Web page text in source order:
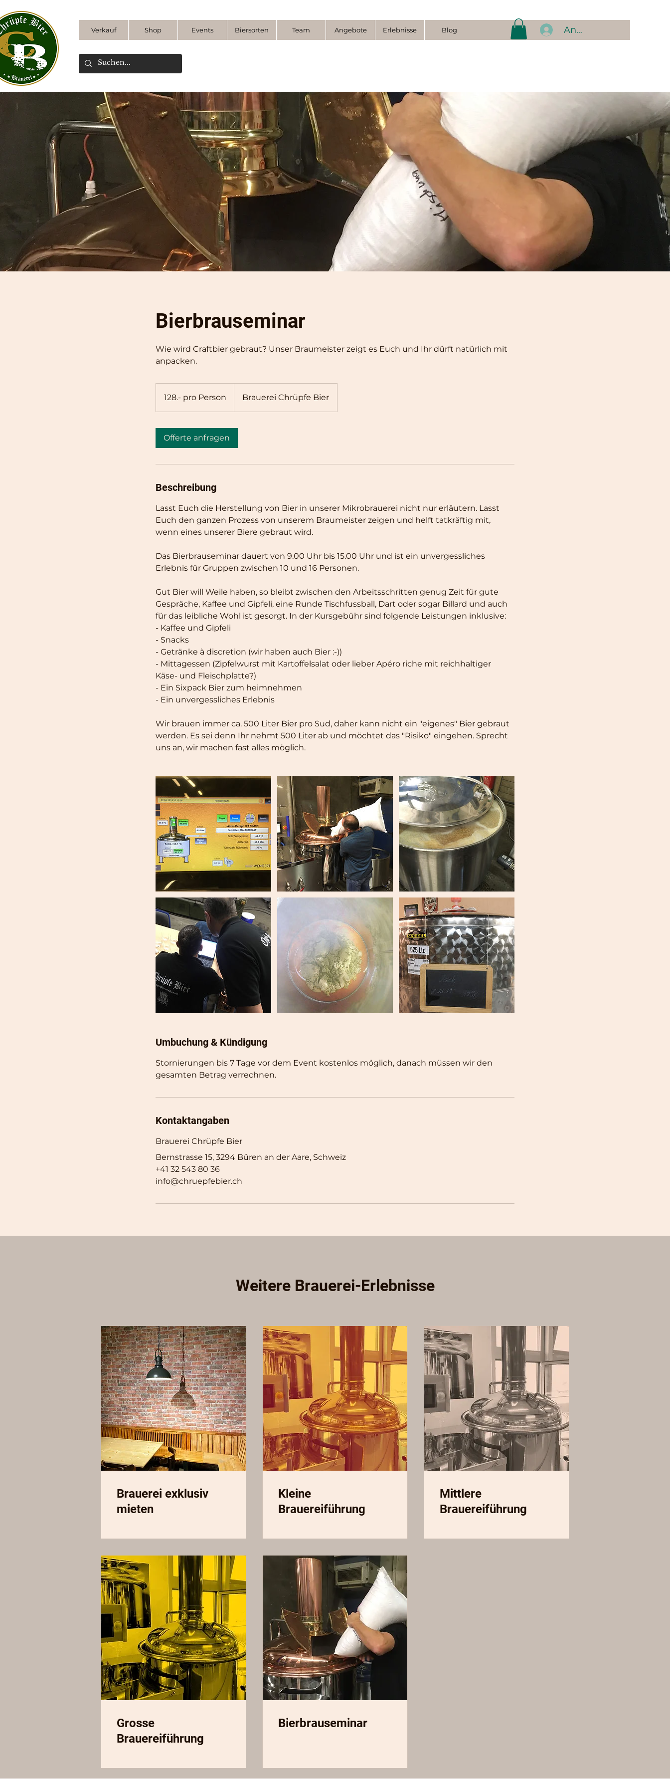
Verkauf Shop Events Biersorten Team Angebote Erlebnisse Blog Anmelden
Bierbrauseminar
Wie wird Craftbier gebraut? Unser Braumeister zeigt es Euch und Ihr dürft natürlich mit
anpacken.
Person
128.- pro Person Brauerei Chrüpfe Bier
Offerte anfragen
Beschreibung
Lasst Euch die Herstellung von Bier in unserer Mikrobrauerei nicht nur erläutern. Lasst
Euch den ganzen Prozess von unserem Braumeister zeigen und helft tatkräftig mit,
wenn eines unserer Biere gebraut wird.
Das Bierbrauseminar dauert von 9.00 Uhr bis 15.00 Uhr und ist ein unvergessliches
Erlebnis für Gruppen zwischen 10 und 16 Personen.
Gut Bier will Weile haben, so bleibt zwischen den Arbeitsschritten genug Zeit für gute
Gespräche, Kaffee und Gipfeli, eine Runde Tischfussball, Dart oder sogar Billard und auch
für das leibliche Wohl ist gesorgt. In der Kursgebühr sind folgende Leistungen inklusive:
- Kaffee und Gipfeli
- Snacks
- Getränke à discretion (wir haben auch Bier :-))
- Mittagessen (Zipfelwurst mit Kartoffelsalat oder lieber Apéro riche mit reichhaltiger
Käse- und Fleischplatte?)
- Ein Sixpack Bier zum heimnehmen
- Ein unvergessliches Erlebnis
Wir brauen immer ca. 500 Liter Bier pro Sud, daher kann nicht ein "eigenes" Bier gebraut
werden. Es sei denn Ihr nehmt 500 Liter ab und möchtet das "Risiko" eingehen. Sprecht
uns an, wir machen fast alles möglich.
Umbuchung & Kündigung
Stornierungen bis 7 Tage vor dem Event kostenlos möglich, danach müssen wir den
gesamten Betrag verrechnen.
Kontaktangaben
Brauerei Chrüpfe Bier
Bernstrasse 15, 3294 Büren an der Aare, Schweiz
+41 32 543 80 36
info@chruepfebier.ch
Weitere Brauerei-Erlebnisse
Brauerei exklusiv
mieten
Kleine
Brauereiführung
Mittlere
Brauereiführung
Grosse
Brauereiführung
Bierbrauseminar